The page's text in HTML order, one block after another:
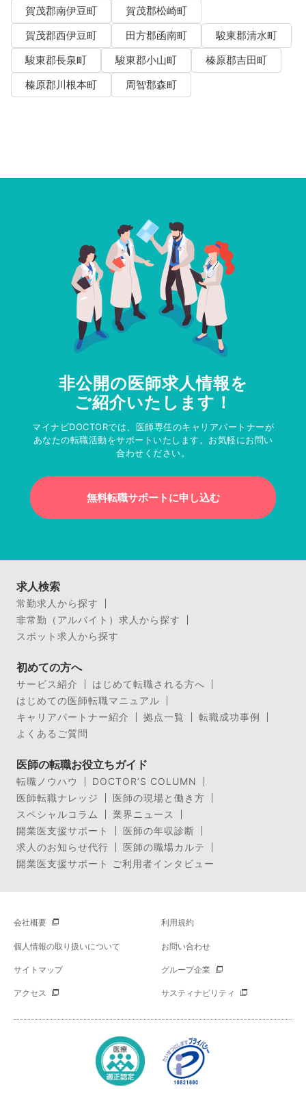
賀茂郡南伊豆町
賀茂郡松崎町
賀茂郡西伊豆町
田方郡函南町
駿東郡清水町
駿東郡長泉町
駿東郡小山町
榛原郡吉田町
榛原郡川根本町
周智郡森町
非公開の医師求人情報を
ご紹介いたします！
マイナビDOCTORでは、医師専任のキャリアパートナーが
あなたの転職活動をサポートいたします。お気軽にお問い
合わせください。
無料転職サポートに申し込む
求人検索
常勤求人から探す
非常勤（アルバイト）求人から探す
スポット求人から探す
初めての方へ
サービス紹介
はじめて転職される方へ
はじめての医師転職マニュアル
キャリアパートナー紹介
拠点一覧
転職成功事例
よくあるご質問
医師の転職お役立ちガイド
転職ノウハウ
DOCTOR’S COLUMN
医師転職ナレッジ
医師の現場と働き方
スペシャルコラム
業界ニュース
開業医支援サポート
医師の年収診断
求人のお知らせ代行
医師の職場カルテ
開業医支援サポート ご利用者インタビュー
会社概要 利用規約
個人情報の取り扱いについて お問い合わせ
サイトマップ グループ企業
アクセス サスティナビリティ